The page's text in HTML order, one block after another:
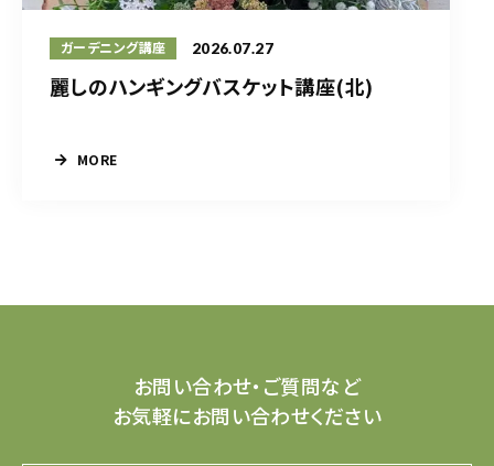
ガーデニング講座 2026.07.27
麗しのハンギングバスケット講座(北)
MORE
お問い合わせ・ご質問など
お気軽にお問い合わせください